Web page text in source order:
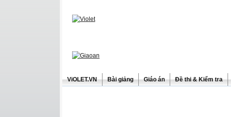
ViOLET.VN Bài giảng Giáo án Đề thi & Kiểm tra